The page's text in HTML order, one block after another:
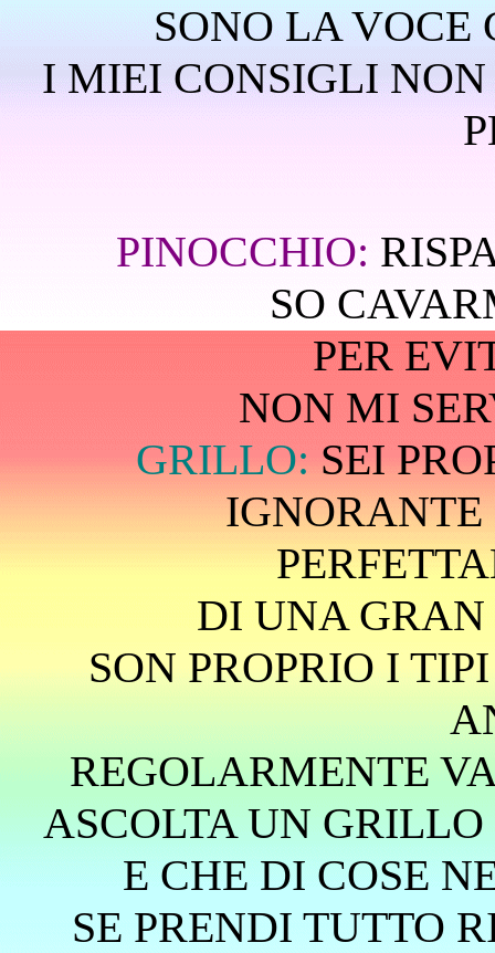
SONO LA VOCE
I MIEI CONSIGLI NON
PINOCCHIO:
SO
PER
NON MI
GRILLO:SEI
IGNORANTE
DI UNA GRAN
SON PROPRIO I
REGOLARMENTE
ASCOLTA UN
E CHE DI COSE
SE PRENDI TUTTO